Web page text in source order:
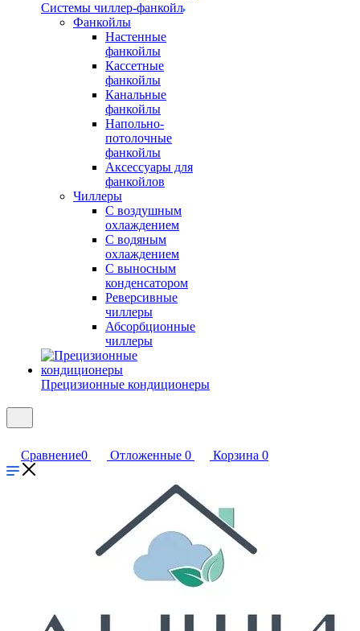
Системы чиллер-фанкойл
Фанкойлы
Настенные
фанкойлы
Кассетные
фанкойлы
Канальные
фанкойлы
Напольно-
потолочные
фанкойлы
Аксессуары для
фанкойлов
Чиллеры
С воздушным
охлаждением
С водяным
охлаждением
С выносным
конденсатором
Реверсивные
чиллеры
Абсорбционные
чиллеры
Прецизионные кондиционеры
Сравнение0 Отложенные 0 Корзина 0